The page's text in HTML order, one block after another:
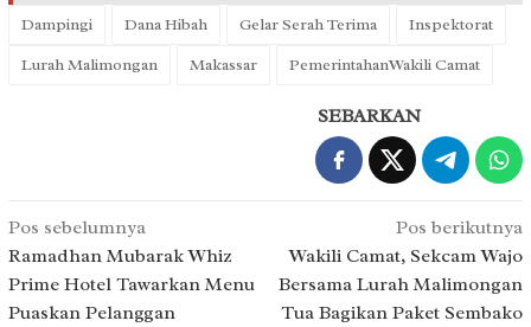
Dampingi Dana Hibah Gelar Serah Terima
Inspektorat
Lurah Malimongan
Makassar PemerintahanWakili Camat
SEBARKAN
Navigasi
pos
Pos sebelumnya
Ramadhan Mubarak Whiz
Prime Hotel Tawarkan Menu
Puaskan Pelanggan
Pos berikutnya
Wakili Camat, Sekcam Wajo
Bersama Lurah Malimongan
Tua Bagikan Paket Sembako